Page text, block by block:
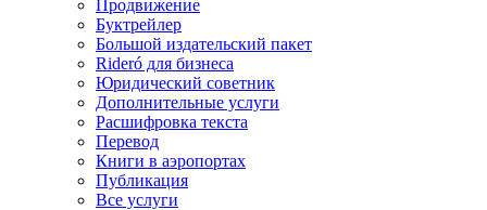
Продвижение
Буктрейлер
Большой издательский пакет
Rideró для бизнеса
Юридический советник
Дополнительные услуги
Расшифровка текста
Перевод
Книги в аэропортах
Публикация
Все услуги